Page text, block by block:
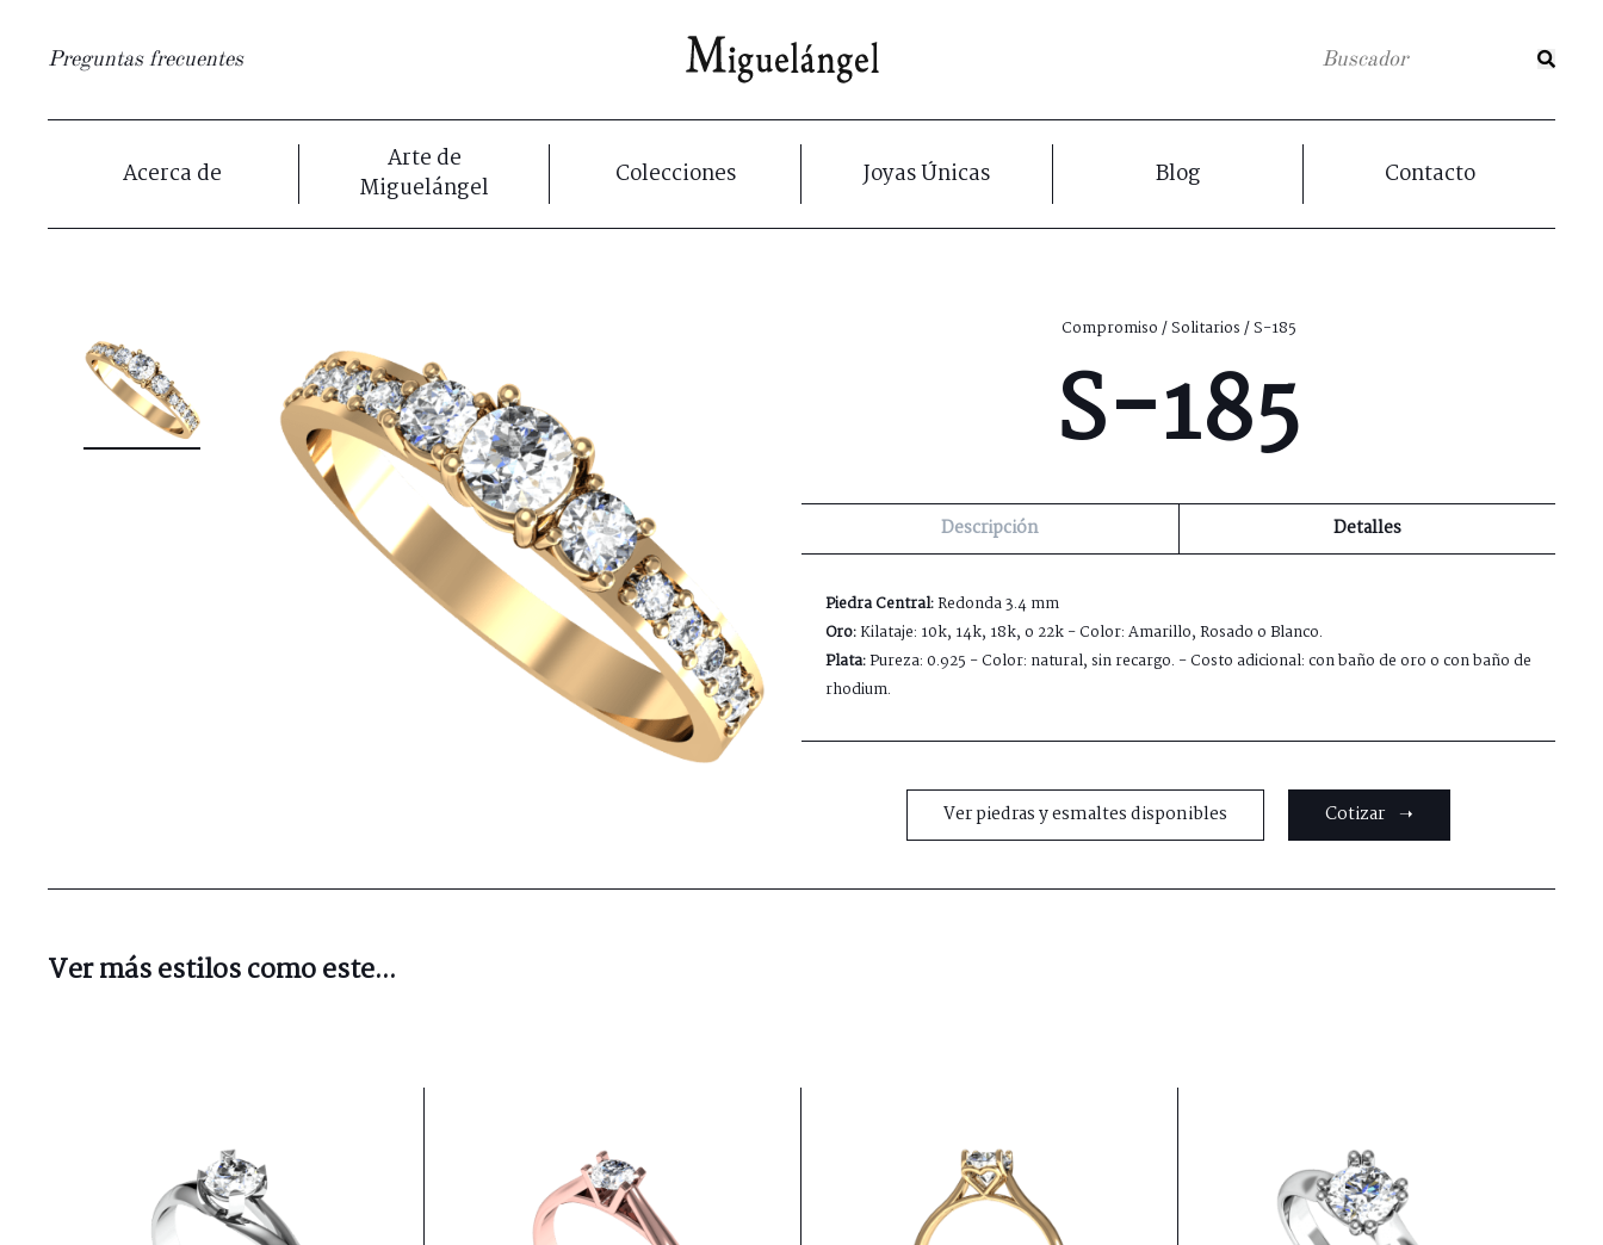
Preguntas frecuentes
Acerca de
Arte de
Miguelángel
Colecciones Joyas Únicas Blog Contacto
Compromiso/Solitarios/ S-185
S-185
Descripción Detalles
Piedra Central:Redonda 3.4 mm
Oro:Kilataje: 10k, 14k, 18k, o 22k - Color: Amarillo, Rosado o Blanco.
Plata:Pureza: 0.925 - Color: natural, sin recargo. - Costo adicional: con baño de oro o con baño de
rhodium.
Ver piedras y esmaltes disponibles Cotizar ➝
Ver más estilos como este...